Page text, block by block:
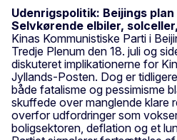
Udenrigspolitik: Beijings
Selvkørende elbiler,
Kinas Kommunistiske Parti i
Tredje Plenum den 18. juli og
diskuteret implikationerne for
Jyllands-Posten. Dog er
både fatalisme og pessimisme
skuffede over manglende klare
overfor udfordringer som
boligsektoren, deflation og et